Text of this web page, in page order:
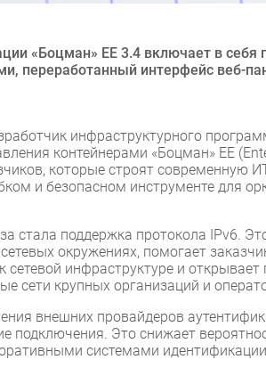
«Боцман» ЕЕ 3.4 включает в
переработанный интерфейс веб-
инфраструктурного
контейнерами «Боцман» EE
которые строят современную
и безопасном инструменте для
стала поддержка протокола IPv6.
окружениях, помогает
инфраструктуре и открывает
сети крупных организаций и
внешних провайдеров
подключения. Это снижает
системами